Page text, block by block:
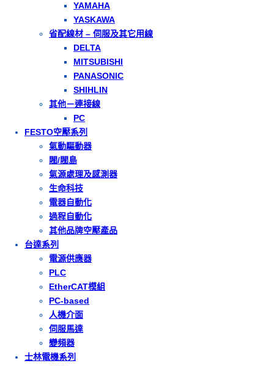
YAMAHA
YASKAWA
省配線材 – 伺服及其它用線
DELTA
MITSUBISHI
PANASONIC
SHIHLIN
其他－連接線
PC
FESTO空壓系列
氣動驅動器
閥/閥島
氣源處理及感測器
生命科技
電器自動化
過程自動化
其他品牌空壓產品
台達系列
電源供應器
PLC
EtherCAT模組
PC-based
人機介面
伺服馬達
變頻器
士林電機系列